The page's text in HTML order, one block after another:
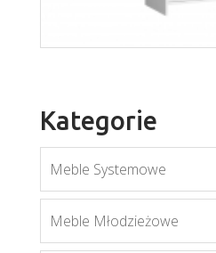
Kategorie
Meble Systemowe
Meble Młodzieżowe